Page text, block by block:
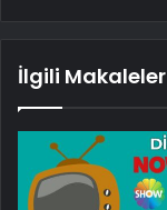
İlgili Makaleler